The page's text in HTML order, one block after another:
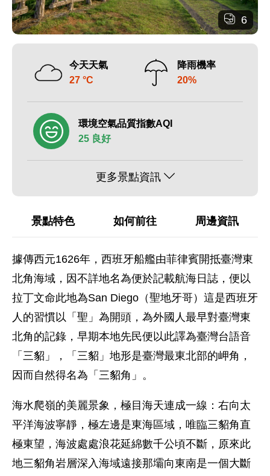
6
今天天氣
27 °C
降雨機率
20%
環境空氣品質指數AQI
25 良好
更多景點資訊
景點特色 如何前往 周邊資訊
據傳西元1626年，西班牙船艦由菲律賓開抵臺灣東
北角海域，因不詳地名為便於記載航海日誌，便以
拉丁文命此地為San Diego（聖地牙哥）這是西班牙
人的習慣以「聖」為開頭，為外國人最早對臺灣東
北角的記錄，早期本地先民便以此譯為臺灣台語音
「三貂」，「三貂」地形是臺灣最東北部的岬角，
因而自然得名為「三貂角」。
海水爬嶺的美麗景象，極目海天連成一線：右向太
平洋海波寧靜，極左邊是東海區域，唯臨三貂角直
極東望，海波處處浪花延綿數千公頃不斷，原來此
地三貂角岩層深入海域遠接那壩向東南是一個大斷